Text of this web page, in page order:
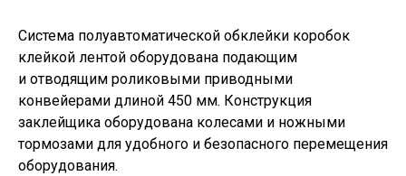
Система полуавтоматической обклейки коробок
клейкой лентой оборудована подающим
и отводящим роликовыми приводными
конвейерами длиной 450 мм. Конструкция
заклейщика оборудована колесами и ножными
тормозами для удобного и безопасного перемещения
оборудования.